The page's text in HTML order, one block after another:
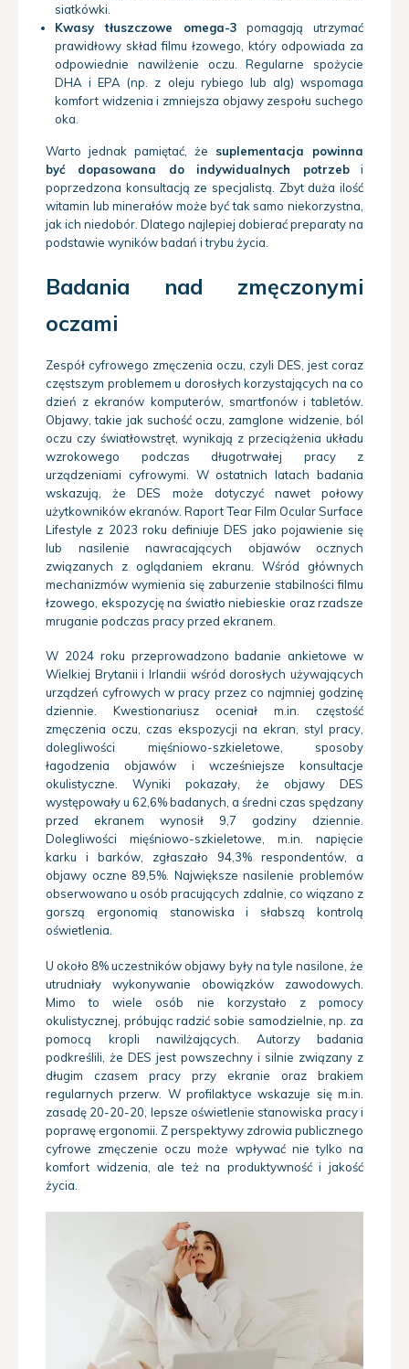
siatkówki.
Kwasy tłuszczowe omega-3 pomagają utrzymać
prawidłowy skład filmu łzowego, który odpowiada za
odpowiednie nawilżenie oczu. Regularne spożycie
DHA i EPA (np. z oleju rybiego lub alg) wspomaga
komfort widzenia i zmniejsza objawy zespołu suchego
oka.
Warto jednak pamiętać, że suplementacja powinna
być dopasowana do indywidualnych potrzebi
poprzedzona konsultacją ze specjalistą. Zbyt duża ilość
witamin lub minerałów może być tak samo niekorzystna,
jak ich niedobór. Dlatego najlepiej dobierać preparaty na
podstawie wyników badań i trybu życia.
Badania nad zmęczonymi
oczami
Zespół cyfrowego zmęczenia oczu, czyli DES, jest coraz
częstszym problemem u dorosłych korzystających na co
dzień z ekranów komputerów, smartfonów i tabletów.
Objawy, takie jak suchość oczu, zamglone widzenie, ból
oczu czy światłowstręt, wynikają z przeciążenia układu
wzrokowego podczas długotrwałej pracy z
urządzeniami cyfrowymi. W ostatnich latach badania
wskazują, że DES może dotyczyć nawet połowy
użytkowników ekranów. Raport Tear Film Ocular Surface
Lifestyle z 2023 roku definiuje DES jako pojawienie się
lub nasilenie nawracających objawów ocznych
związanych z oglądaniem ekranu. Wśród głównych
mechanizmów wymienia się zaburzenie stabilności filmu
łzowego, ekspozycję na światło niebieskie oraz rzadsze
mruganie podczas pracy przed ekranem.
W 2024 roku przeprowadzono badanie ankietowe w
Wielkiej Brytanii i Irlandii wśród dorosłych używających
urządzeń cyfrowych w pracy przez co najmniej godzinę
dziennie. Kwestionariusz oceniał m.in. częstość
zmęczenia oczu, czas ekspozycji na ekran, styl pracy,
dolegliwości mięśniowo-szkieletowe, sposoby
łagodzenia objawów i wcześniejsze konsultacje
okulistyczne. Wyniki pokazały, że objawy DES
występowały u 62,6% badanych, a średni czas spędzany
przed ekranem wynosił 9,7 godziny dziennie.
Dolegliwości mięśniowo-szkieletowe, m.in. napięcie
karku i barków, zgłaszało 94,3% respondentów, a
objawy oczne 89,5%. Największe nasilenie problemów
obserwowano u osób pracujących zdalnie, co wiązano z
gorszą ergonomią stanowiska i słabszą kontrolą
oświetlenia.
U około 8% uczestników objawy były na tyle nasilone, że
utrudniały wykonywanie obowiązków zawodowych.
Mimo to wiele osób nie korzystało z pomocy
okulistycznej, próbując radzić sobie samodzielnie, np. za
pomocą kropli nawilżających. Autorzy badania
podkreślili, że DES jest powszechny i silnie związany z
długim czasem pracy przy ekranie oraz brakiem
regularnych przerw. W profilaktyce wskazuje się m.in.
zasadę 20-20-20, lepsze oświetlenie stanowiska pracy i
poprawę ergonomii. Z perspektywy zdrowia publicznego
cyfrowe zmęczenie oczu może wpływać nie tylko na
komfort widzenia, ale też na produktywność i jakość
życia.